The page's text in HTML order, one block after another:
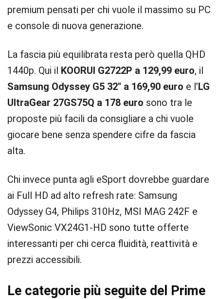
premium pensati per chi vuole il massimo su PC
e console di nuova generazione.
La fascia più equilibrata resta però quella QHD
1440p. Qui il KOORUI G2722P a 129,99 euro, il
Samsung Odyssey G5 32″ a 169,90 euro e l’LG
UltraGear 27GS75Q a 178 euro sono tra le
proposte più facili da consigliare a chi vuole
giocare bene senza spendere cifre da fascia
alta.
Chi invece punta agli eSport dovrebbe guardare
ai Full HD ad alto refresh rate: Samsung
Odyssey G4, Philips 310Hz, MSI MAG 242F e
ViewSonic VX24G1-HD sono tutte offerte
interessanti per chi cerca fluidità, reattività e
prezzi accessibili.
Le categorie più seguite del Prime